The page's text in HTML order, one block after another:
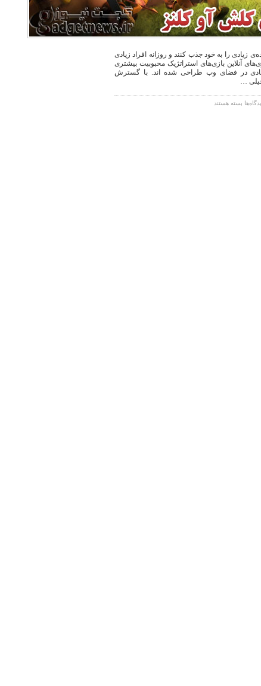
زیادی را به خود جذب کنند و روزانه افراد زیادی
آنلاین بازی‌های استراتژیک محبوبیت بیشتری
زیادی در فضای وب طراحی شده اند. با گسترش
…
برای
بسته هستند